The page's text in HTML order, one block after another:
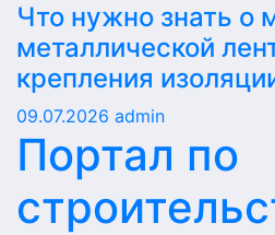
Что нужно знать о
металлической
крепления
09.07.2026 admin
Портал по